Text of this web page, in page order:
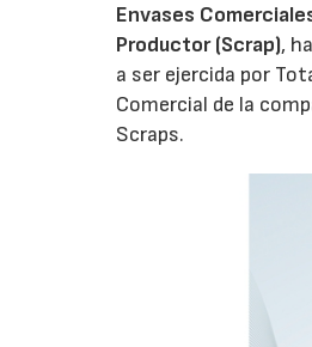
Envases
Productor (Scrap),
a ser ejercida por
Comercial de la
Scraps.